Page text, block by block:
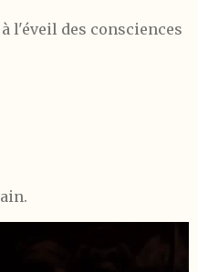
l'éveil des consciences